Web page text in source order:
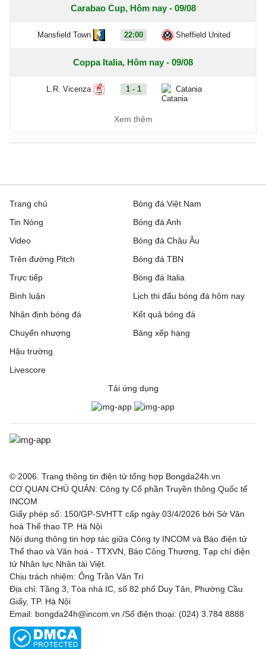
Carabao Cup, Hôm nay - 09/08
Mansfield Town 22:00 Sheffield United
Coppa Italia, Hôm nay - 09/08
L.R. Vicenza 1 - 1 Catania
3 - 1
4 - 2 Grenoble
1 - 1 Dijon
0 - 1 FC Annecy
0 - 3
VĐQG Bồ Đào Nha, Hôm nay - 09/08
Vitoria de Guimaraes
Atletico Tucuman 1 - 2 Sarmiento
Deportivo Riestra 2 - 0
Estudiantes de la
VĐQG Bỉ, Hôm nay - 09/08
St.Truiden 1 - 1 Lommel
Westerlo 1 - 5 Union St.Gilloise
VĐQG Brazil, Hôm nay - 09/08
Xem thêm
Trang chủ
Tin Nóng
Video
Trên đường Pitch
Trực tiếp
Bóng đá Việt Nam
Bóng đá Anh
Bóng đá Châu Âu
Bóng đá TBN
Bóng đá Italia
Bình luận
Nhận định bóng đá
Chuyển nhượng
Hậu trường
Livescore
Lịch thi đấu bóng đá hôm nay
Kết quả bóng đá
Bảng xếp hạng
Tải ứng dụng
© 2006. Trang thông tin điện tử tổng hợp Bongda24h.vn
CƠ QUAN CHỦ QUẢN: Công ty Cổ phần Truyền thông Quốc tế
INCOM
Giấy phép số: 150/GP-SVHTT cấp ngày 03/4/2026 bởi Sở Văn
hoá Thể thao TP. Hà Nội
Nội dung thông tin hợp tác giữa Công ty INCOM và Báo điện tử
Thể thao và Văn hoá - TTXVN, Báo Công Thương, Tạp chí điện
tử Nhân lực Nhân tài Việt.
Chịu trách nhiệm: Ông Trần Văn Trí
Địa chỉ: Tầng 3, Tòa nhà IC, số 82 phố Duy Tân, Phường Cầu
Giấy, TP. Hà Nội
Email: bongda24h@incom.vn /Số điện thoại: (024) 3.784 8888